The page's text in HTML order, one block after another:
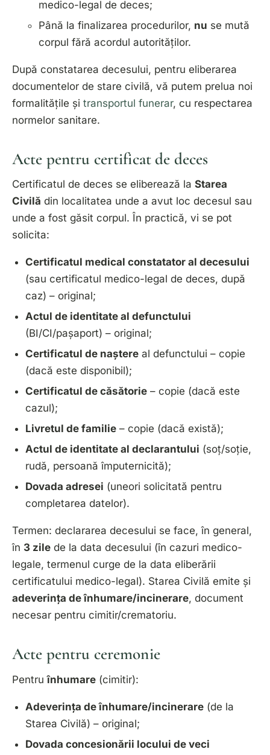
medico-legal de deces;
Până la finalizarea procedurilor, nu se mută
corpul fără acordul autorităților.
După constatarea decesului, pentru eliberarea
documentelor de stare civilă, vă putem prelua noi
formalitățile și transportul funerar, cu respectarea
normelor sanitare.
Acte pentru certificat de deces
Certificatul de deces se eliberează la Starea
Civilă din localitatea unde a avut loc decesul sau
unde a fost găsit corpul. În practică, vi se pot
solicita:
Certificatul medical constatator al decesului
(sau certificatul medico-legal de deces, după
caz) – original;
Actul de identitate al defunctului
(BI/CI/pașaport) – original;
Certificatul de naștere al defunctului – copie
(dacă este disponibil);
Certificatul de căsătorie – copie (dacă este
cazul);
Livretul de familie – copie (dacă există);
Actul de identitate al declarantului (soț/soție,
rudă, persoană împuternicită);
Dovada adresei (uneori solicitată pentru
completarea datelor).
Termen: declararea decesului se face, în general,
în 3 zile de la data decesului (în cazuri medico-
legale, termenul curge de la data eliberării
certificatului medico-legal). Starea Civilă emite și
adeverința de înhumare/incinerare, document
necesar pentru cimitir/crematoriu.
Acte pentru ceremonie
Pentruînhumare (cimitir):
Adeverința de înhumare/incinerare (de la
Starea Civilă) – original;
Dovada concesionării locului de veci